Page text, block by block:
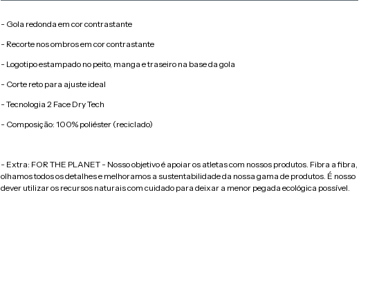
- Gola redonda em cor contrastante
- Recorte nos ombros em cor contrastante
- Logotipo estampado no peito, manga e traseiro na base da gola
- Corte reto para ajuste ideal
- Tecnologia 2 Face Dry Tech
- Composição: 100% poliéster (reciclado)
- Extra: FOR THE PLANET - Nosso objetivo é apoiar os atletas com nossos produtos. Fibra a fibra,
olhamos todos os detalhes e melhoramos a sustentabilidade da nossa gama de produtos. É nosso
dever utilizar os recursos naturais com cuidado para deixar a menor pegada ecológica possível.